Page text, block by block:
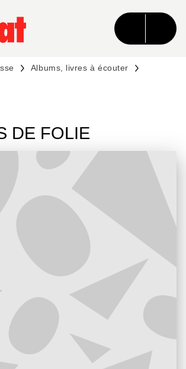
RECHERCHE CONTENU
Albums, livres à écouter
DE FOLIE